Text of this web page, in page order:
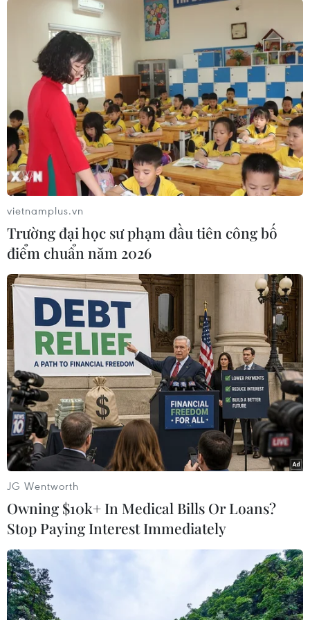
đồng/USD, cũng không đổi so với chốt phiên
Trong khi đó, Eximbank lại tăng 10 đồng so với
cốt phiên trước và giá mua vào là 23.300
đồng/USD, bán ra là 23.400 đồng/USD.
Trong tuần, tỷ giá tại các ngân hàng thương mại
đã có 2 phiên tăng mạnh và đến thời điểm này
tỷ giá đã tăng 30 đồng so với phiên đầu tuần./.
Play
Video
Tỷ giá USD tại các ngân hàng thương mại tăng.
(Nguồn: Vnews)
(Vietnam+)
vietnamplus.vn
Trường đại học sư phạm đầu tiên công bố
điểm chuẩn năm 2026
JG Wentworth
Owning $10k+ In Medical Bills Or Loans?
Stop Paying Interest Immediately